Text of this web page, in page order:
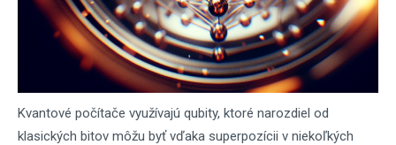
Kvantové počítače využívajú qubity, ktoré narozdiel od
klasických bitov môžu byť vďaka superpozícii v niekoľkých